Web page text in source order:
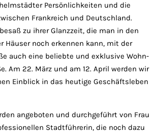
Persönlichkeiten und die
Frankreich und Deutschland.
zu ihrer Glanzzeit, die man in den
Häuser noch erkennen kann, mit der
auch eine beliebte und exklusive Wohn-
Am 22. März und am 12. April werden wir
Einblick in das heutige Geschäftsleben
angeboten und durchgeführt von Frau
Stadtführerin, die noch dazu